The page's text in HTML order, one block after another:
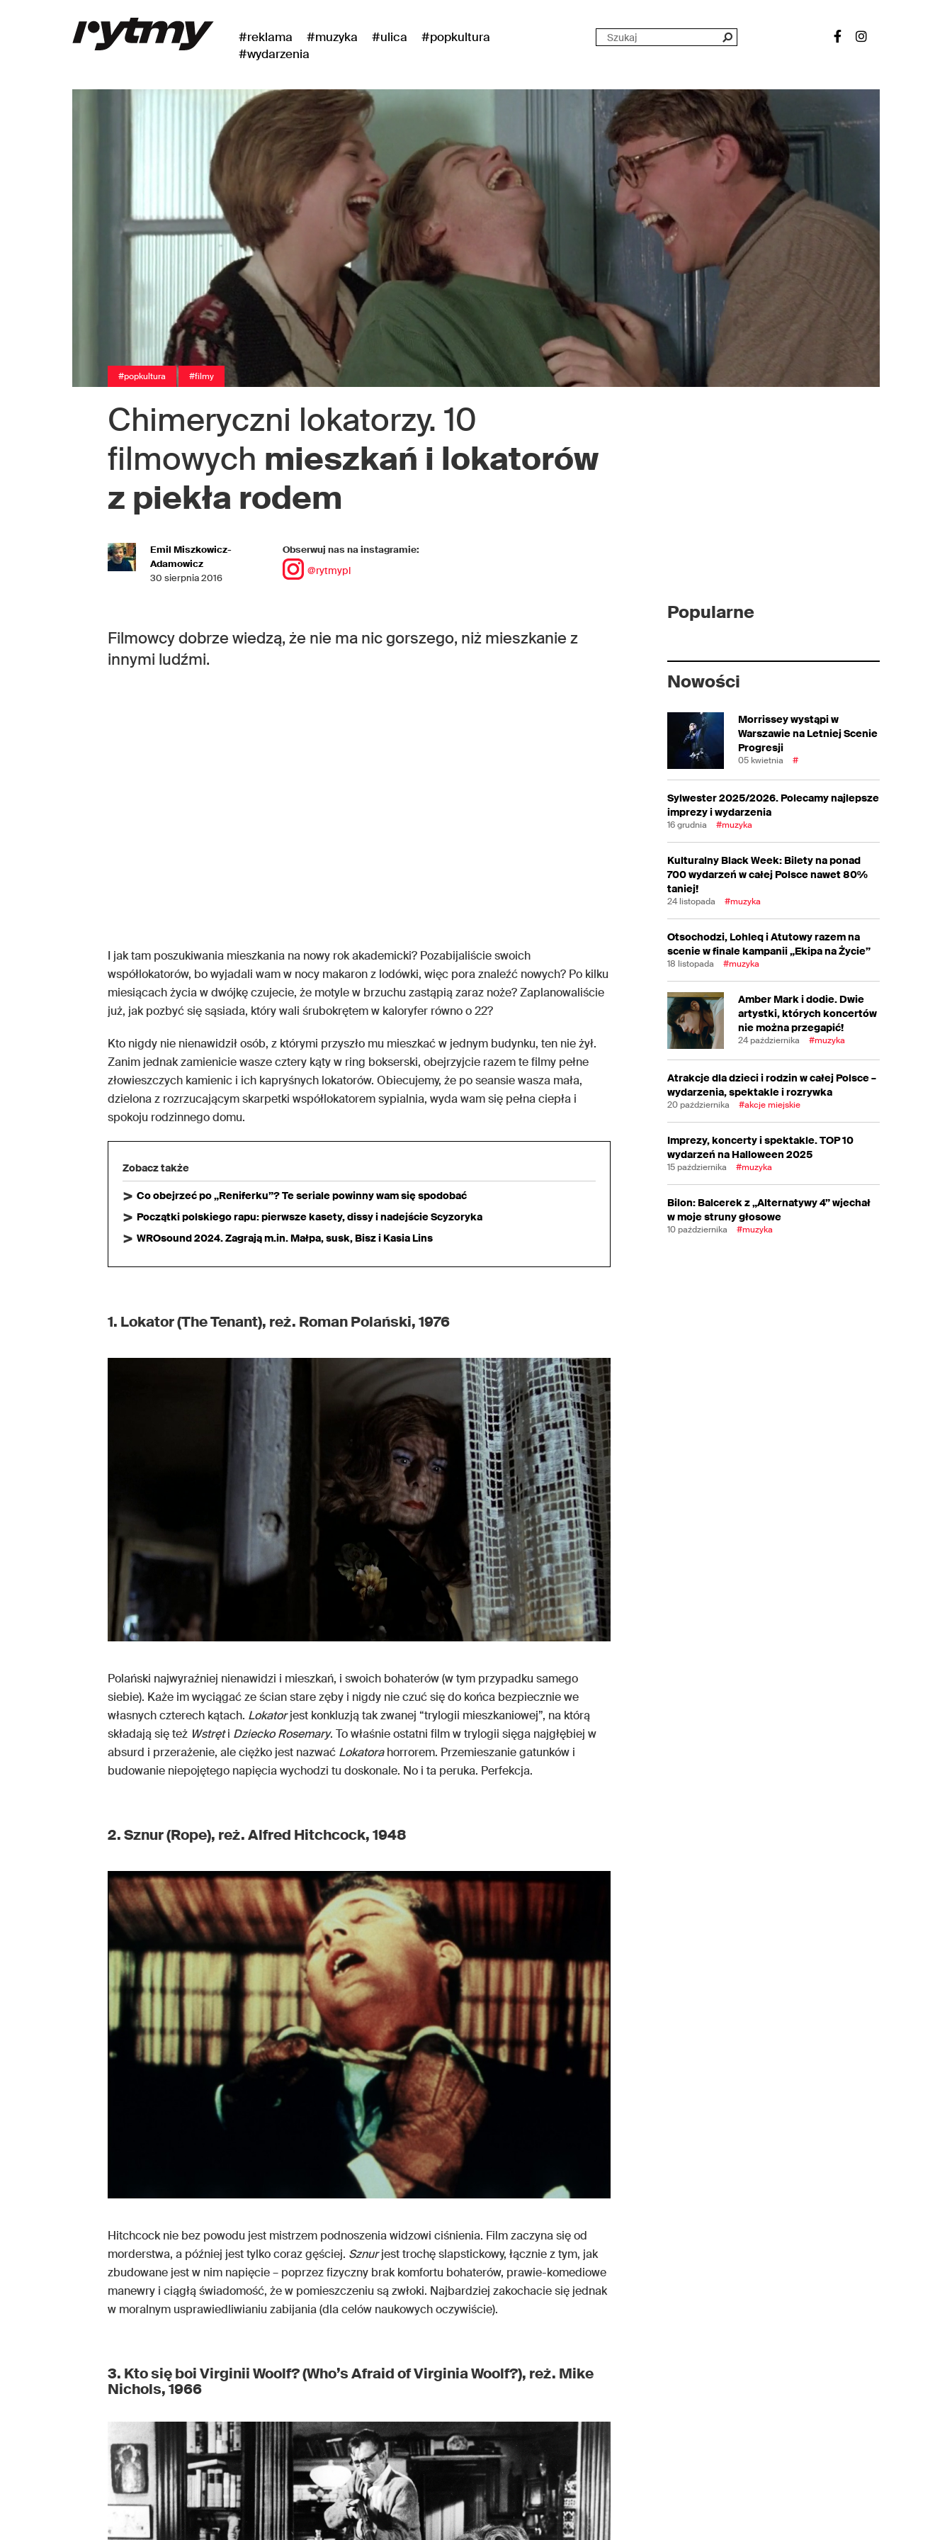
#reklama #muzyka #ulica
#popkultura
#wydarzenia
#popkultura #filmy
Chimeryczni lokatorzy. 10
filmowych mieszkań i lokatorów
z piekła rodem
Emil Miszkowicz-
Adamowicz
30 sierpnia 2016
Obserwuj nas na instagramie:
@rytmypl
Filmowcy dobrze wiedzą, że nie ma nic gorszego, niż mieszkanie z
innymi ludźmi.
I jak tam poszukiwania mieszkania na nowy rok akademicki? Pozabijaliście swoich
współlokatorów, bo wyjadali wam w nocy makaron z lodówki, więc pora znaleźć nowych? Po kilku
miesiącach życia w dwójkę czujecie, że motyle w brzuchu zastąpią zaraz noże? Zaplanowaliście
już, jak pozbyć się sąsiada, który wali śrubokrętem w kaloryfer równo o 22?
Kto nigdy nie nienawidził osób, z którymi przyszło mu mieszkać w jednym budynku, ten nie żył.
Zanim jednak zamienicie wasze cztery kąty w ring bokserski, obejrzyjcie razem te filmy pełne
złowieszczych kamienic i ich kapryśnych lokatorów. Obiecujemy, że po seansie wasza mała,
dzielona z rozrzucającym skarpetki współlokatorem sypialnia, wyda wam się pełna ciepła i
spokoju rodzinnego domu.
Zobacz także
Co obejrzeć po „Reniferku”? Te seriale powinny wam się spodobać
Początki polskiego rapu: pierwsze kasety, dissy i nadejście Scyzoryka
WROsound 2024. Zagrają m.in. Małpa, susk, Bisz i Kasia Lins
1. Lokator (The Tenant), reż. Roman Polański, 1976
Polański najwyraźniej nienawidzi i mieszkań, i swoich bohaterów (w tym przypadku samego
siebie). Każe im wyciągać ze ścian stare zęby i nigdy nie czuć się do końca bezpiecznie we
własnych czterech kątach. Lokatorjest konkluzją tak zwanej “trylogii mieszkaniowej”, na którą
składają się też Wstręti Dziecko Rosemary. To właśnie ostatni film w trylogii sięga najgłębiej w
absurd i przerażenie, ale ciężko jest nazwać Lokatorahorrorem. Przemieszanie gatunków i
budowanie niepojętego napięcia wychodzi tu doskonale. No i ta peruka. Perfekcja.
2. Sznur (Rope), reż. Alfred Hitchcock, 1948
Hitchcock nie bez powodu jest mistrzem podnoszenia widzowi ciśnienia. Film zaczyna się od
morderstwa, a później jest tylko coraz gęściej. Sznurjest trochę slapstickowy, łącznie z tym, jak
zbudowane jest w nim napięcie – poprzez fizyczny brak komfortu bohaterów, prawie-komediowe
manewry i ciągłą świadomość, że w pomieszczeniu są zwłoki. Najbardziej zakochacie się jednak
w moralnym usprawiedliwianiu zabijania (dla celów naukowych oczywiście).
3. Kto się boi Virginii Woolf? (Who’s Afraid of Virginia Woolf?), reż. Mike
Nichols, 1966
Popularne
Nowości
Morrissey wystąpi w
Warszawie na Letniej Scenie
Progresji
05 kwietnia #
Sylwester 2025/2026. Polecamy najlepsze
imprezy i wydarzenia
16 grudnia #muzyka
Kulturalny Black Week: Bilety na ponad
700 wydarzeń w całej Polsce nawet 80%
taniej!
24 listopada #muzyka
Otsochodzi, Lohleq i Atutowy razem na
scenie w finale kampanii „Ekipa na Życie”
18 listopada #muzyka
Amber Mark i dodie. Dwie
artystki, których koncertów
nie można przegapić!
24 października #muzyka
Atrakcje dla dzieci i rodzin w całej Polsce –
wydarzenia, spektakle i rozrywka
20 października #akcje miejskie
Imprezy, koncerty i spektakle. TOP 10
wydarzeń na Halloween 2025
15 października #muzyka
Bilon: Balcerek z „Alternatywy 4” wjechał
w moje struny głosowe
10 października #muzyka